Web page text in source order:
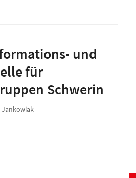
und
für
Schwerin
Jankowiak